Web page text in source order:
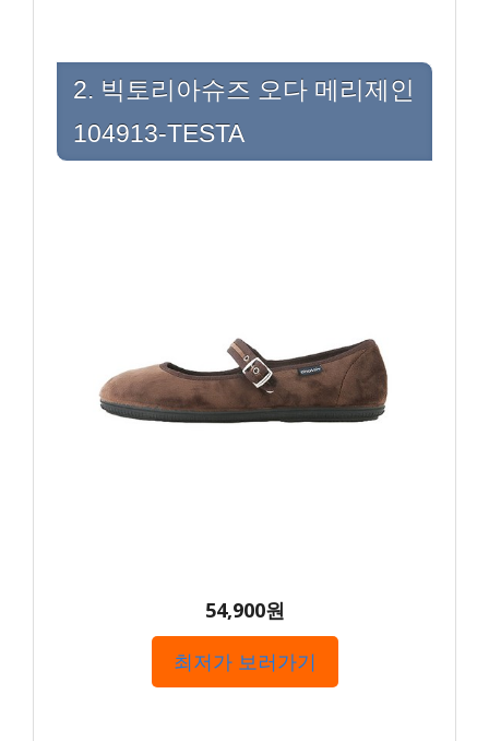
2. 빅토리아슈즈 오다 메리제인
104913-TESTA
54,900원
최저가 보러가기